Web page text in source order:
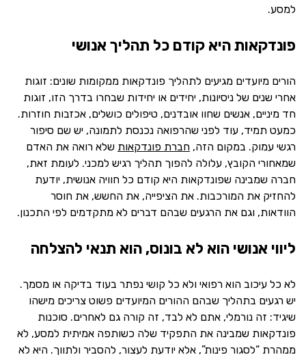
למסע.
פונדקאות היא קודם כל תהליך אנושי
הורים מיועדים מגיעים לתהליך פונדקאות ממקומות שונים: זוגות
אחרי שנים של ניסיונות, יחידים או יחידות שבחרו בדרך הזו, זוגות
חד מיניים, אנשים שחוו אובדנים, טיפולים כושלים, אכזבות חוזרות.
כמעט תמיד, עוד לפני שהרפואה נכנסת לתמונה, יש שם סיפור
רגשי עמוק. במקום הזה, חברת פונדקאות שלא רואה את האדם
שמאחורי הקובץ, עלולה להפוך תהליך רגיש למכני. לעומת זאת,
חברה שמבינה שפונדקאות היא קודם כל חוויה אנושית, יודעת
להחזיק את המורכבות. את הציפייה, את החשש, את חוסר
הוודאות, וגם את הרגעים שבהם דברים לא מתקדמים לפי התכנון.
ליווי אנושי הוא לא בונוס, הוא תנאי להצלחה
לא כל עיכוב הוא רפואי ולא כל קושי נפתר בעוד בדיקה או מסמך.
יש רגעים בתהליך שבהם ההורים המיועדים פשוט צריכים מישהו
שיגיד: זה נורמלי, אתם לא לבד, זה קורה גם לאחרים. סוכנות
פונדקאות שמבינה את התפקיד שלה כשותפה אמיתית למסע, לא
ממהרת “לסגור פינות”, אלא יודעת לעצור, להסביר ולתווך. היא לא